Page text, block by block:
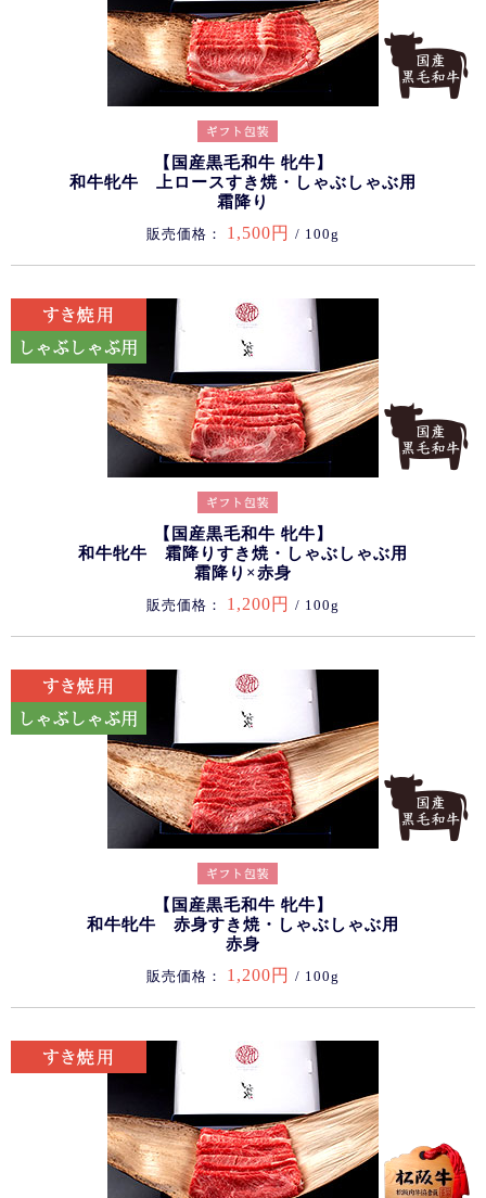
【国産黒毛和牛 牝牛】
和牛牝牛 上ロースすき焼・しゃぶしゃぶ用
霜降り
販売価格： 1,500円 / 100g
【国産黒毛和牛 牝牛】
和牛牝牛 霜降りすき焼・しゃぶしゃぶ用
霜降り×赤身
販売価格： 1,200円 / 100g
【国産黒毛和牛 牝牛】
和牛牝牛 赤身すき焼・しゃぶしゃぶ用
赤身
販売価格： 1,200円 / 100g